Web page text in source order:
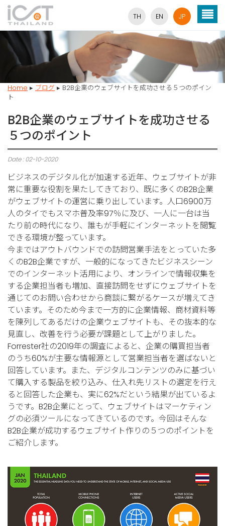
TH EN JP
Home ▸ ブログ ▸ B2B企業のウェブサイトを成功させる５つのポイン
ト
B2B企業のウェブサイトを成功させる
５つのポイント
Date : 02-10-2020
ビジネスのデジタル化が加速する近年、ウェブサイトが非
常に重要な役割を果たしてきており、既に多くのB2B企業
がウェブサイトの運営に乗り出しています。人口6900万
人のタイでもスマホ普及率97％に及び、一人に一台は当
たり前の時代になり、誰もが手軽にインターネットを閲覧
できる環境が整っています。
今まではアウトバウンドでの訪問営業手法をとっていた多
くのB2B企業ですが、一般的になってきたビジネスシーン
でのインターネット活用により、オンラインで情報収集を
する企業担当者も増加、直接訪問をせずにウェブサイトを
通じてのお問い合わせから商談に繋がるケースが増えてき
ています。そのため今まで一方的に企業情報、商材資料等
を陳列してあるだけの企業ウェブサイトも、その抜本的な
見直し、改善を行う必要が課題として上がりました。
Forrester社の2019年の調査によると、企業の購買担当者
のうち60%が主要な情報源として営業担当者を選ばないと
回答しています。また、デジタルコンテンツのみに基づい
て購入する製品を絞り込み、仕入れ先リストの選定を行え
ると回答した企業も、実に62%だという結果が出ているよ
うです。B2B企業にとって、ウェブサイトはマーケティン
グの必須ツールになってきているのです。今回はそんな
B2B企業が成功するウェブサイト作りの５つのポイントを
ご紹介します。